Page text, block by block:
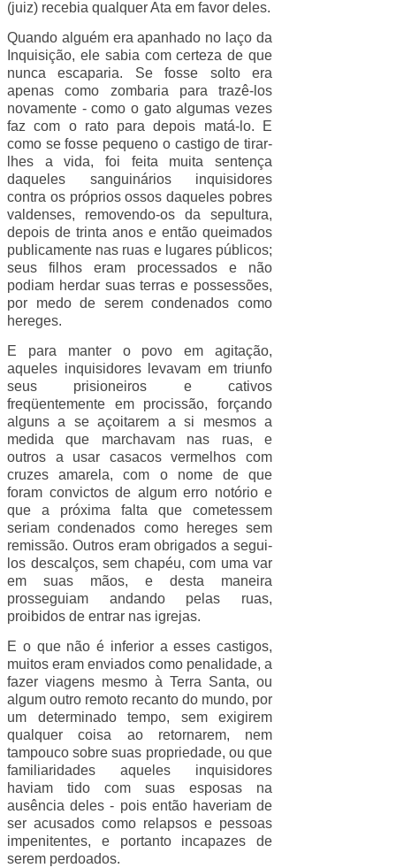
(juiz) recebia qualquer Ata em favor deles.
Quando alguém era apanhado no laço da
Inquisição, ele sabia com certeza de que
nunca escaparia. Se fosse solto era
apenas como zombaria para trazê-los
novamente - como o gato algumas vezes
faz com o rato para depois matá-lo. E
como se fosse pequeno o castigo de tirar-
lhes a vida, foi feita muita sentença
daqueles sanguinários inquisidores
contra os próprios ossos daqueles pobres
valdenses, removendo-os da sepultura,
depois de trinta anos e então queimados
publicamente nas ruas e lugares públicos;
seus filhos eram processados e não
podiam herdar suas terras e possessões,
por medo de serem condenados como
hereges.
E para manter o povo em agitação,
aqueles inquisidores levavam em triunfo
seus prisioneiros e cativos
freqüentemente em procissão, forçando
alguns a se açoitarem a si mesmos a
medida que marchavam nas ruas, e
outros a usar casacos vermelhos com
cruzes amarela, com o nome de que
foram convictos de algum erro notório e
que a próxima falta que cometessem
seriam condenados como hereges sem
remissão. Outros eram obrigados a segui-
los descalços, sem chapéu, com uma var
em suas mãos, e desta maneira
prosseguiam andando pelas ruas,
proibidos de entrar nas igrejas.
E o que não é inferior a esses castigos,
muitos eram enviados como penalidade, a
fazer viagens mesmo à Terra Santa, ou
algum outro remoto recanto do mundo, por
um determinado tempo, sem exigirem
qualquer coisa ao retornarem, nem
tampouco sobre suas propriedade, ou que
familiaridades aqueles inquisidores
haviam tido com suas esposas na
ausência deles - pois então haveriam de
ser acusados como relapsos e pessoas
impenitentes, e portanto incapazes de
serem perdoados.